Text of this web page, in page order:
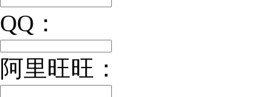
QQ：
阿里旺旺：